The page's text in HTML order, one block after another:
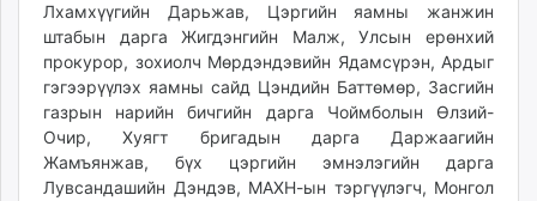
Лхамхүүгийн Дарьжав, Цэргийн яамны жанжин
штабын дарга Жигдэнгийн Малж, Улсын ерөнхий
прокурор, зохиолч Мөрдэндэвийн Ядамсүрэн, Ардыг
гэгээрүүлэх яамны сайд Цэндийн Баттөмөр, Засгийн
газрын нарийн бичгийн дарга Чоймболын Өлзий-
Очир, Хуягт бригадын дарга Даржаагийн
Жамъянжав, бүх цэргийн эмнэлэгийн дарга
Лувсандашийн Дэндэв, МАХН-ын тэргүүлэгч, Монгол